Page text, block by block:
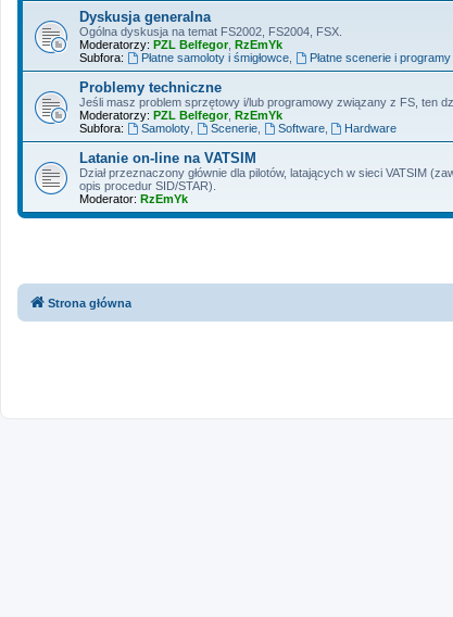
Dyskusja generalna
Ogólna dyskusja na temat FS2002, FS2004, FSX.
Moderatorzy: PZL Belfegor, RzEmYk
Subfora:
Płatne samoloty i śmigłowce, Płatne scenerie i programy
Problemy techniczne
Jeśli masz problem sprzętowy i/lub programowy związany z FS, ten
Moderatorzy: PZL Belfegor, RzEmYk
Subfora:
Samoloty, Scenerie, Software, Hardware
Latanie on-line na VATSIM
Dział przeznaczony głównie dla pilotów, latających w sieci VATSIM
opis procedur SID/STAR).
Moderator: RzEmYk
Strona główna